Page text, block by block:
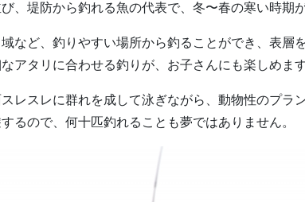
、堤防から釣れる魚の代表で、冬〜春の寒い時期
など、釣りやすい場所から釣ることができ、表層
アタリに合わせる釣りが、お子さんにも楽しめます
レスレに群れを成して泳ぎながら、動物性のプラ
るので、何十匹釣れることも夢ではありません。